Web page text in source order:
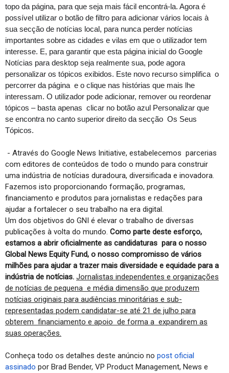
topo da página, para que seja mais fácil encontrá-la. Agora é
possível utilizar o botão de filtro para adicionar vários locais à
sua secção de notícias local, para nunca perder notícias
importantes sobre as cidades e vilas em que o utilizador tem
interesse. E, para garantir que esta página inicial do Google
Notícias para desktop seja realmente sua, pode agora
personalizar os tópicos exibidos. Este novo recurso simplifica  o
percorrer da página  e o clique nas histórias que mais lhe
interessam. O utilizador pode adicionar, remover ou reordenar
tópicos – basta apenas  clicar no botão azul Personalizar que
se encontra no canto superior direito da secção  Os Seus
Tópicos.
- Através do Google News Initiative, estabelecemos parcerias
com editores de conteúdos de todo o mundo para construir
uma indústria de notícias duradoura, diversificada e inovadora.
Fazemos isto proporcionando formação, programas,
financiamento e produtos para jornalistas e redações para
ajudar a fortalecer o seu trabalho na era digital.
Um dos objetivos do GNI é elevar o trabalho de diversas
publicações à volta do mundo. Como parte deste esforço,
estamos a abrir oficialmente as candidaturas para o nosso
Global News Equity Fund, o nosso compromisso de vários
milhões para ajudar a trazer mais diversidade e equidade para a
indústria de notícias. Jornalistas independentes e organizações
de notícias de pequena e média dimensão que produzem
notícias originais para audiências minoritárias e sub-
representadas podem candidatar-se até 21 de julho para
obterem financiamento e apoio de forma a expandirem as
suas operações.
Conheça todo os detalhes deste anúncio no post oficial
assinado por Brad Bender, VP Product Management, News e